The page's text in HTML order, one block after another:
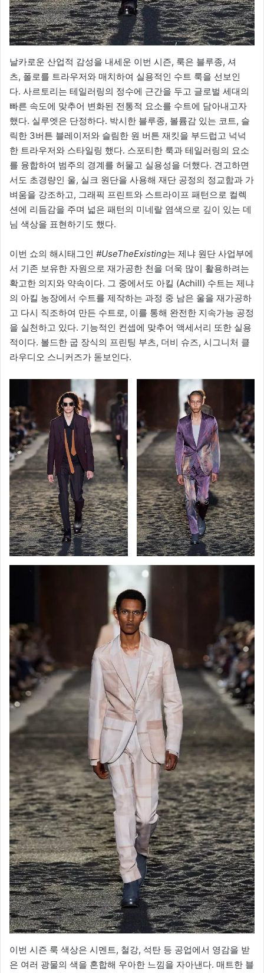
날카로운 산업적 감성을 내세운 이번 시즌, 룩은 블루종, 셔
츠, 폴로를 트라우저와 매치하여 실용적인 수트 룩을 선보인
다. 사르토리는 테일러링의 정수에 근간을 두고 글로벌 세대의
빠른 속도에 맞추어 변화된 전통적 요소를 수트에 담아내고자
했다. 실루엣은 단정하다. 박시한 블루종, 볼륨감 있는 코트, 슬
릭한 3버튼 블레이저와 슬림한 원 버튼 재킷을 부드럽고 넉넉
한 트라우저와 스타일링 했다. 스포티한 룩과 테일러링의 요소
를 융합하여 범주의 경계를 허물고 실용성을 더했다. 견고하면
서도 초경량인 울, 실크 원단을 사용해 재단 공정의 정교함과 가
벼움을 강조하고, 그래픽 프린트와 스트라이프 패턴으로 컬렉
션에 리듬감을 주며 넓은 패턴의 미네랄 염색으로 깊이 있는 데
님 색상을 표현하기도 했다.
이번 쇼의 해시태그인 #UseTheExisting는 제냐 원단 사업부에
서 기존 보유한 자원으로 재가공한 천을 더욱 많이 활용하려는
확고한 의지와 약속이다. 그 중에서도 아킬 (Achill) 수트는 제냐
의 아킬 농장에서 수트를 제작하는 과정 중 남은 울을 재가공하
고 다시 직조하여 만든 수트로, 이를 통해 완전한 지속가능 공정
을 실천하고 있다. 기능적인 컨셉에 맞추어 액세서리 또한 실용
적이다. 볼드한 굽 장식의 프린팅 부츠, 더비 슈즈, 시그니처 클
라우디오 스니커즈가 돋보인다.
이번 시즌 룩 색상은 시멘트, 철강, 석탄 등 공업에서 영감을 받
은 여러 광물의 색을 혼합해 우아한 느낌을 자아낸다. 매트한 블